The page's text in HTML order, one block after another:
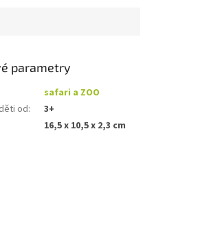
parametry
safari a ZOO
od:
3+
16,5 x 10,5 x 2,3 cm